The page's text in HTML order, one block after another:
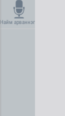
Найм арваннэг